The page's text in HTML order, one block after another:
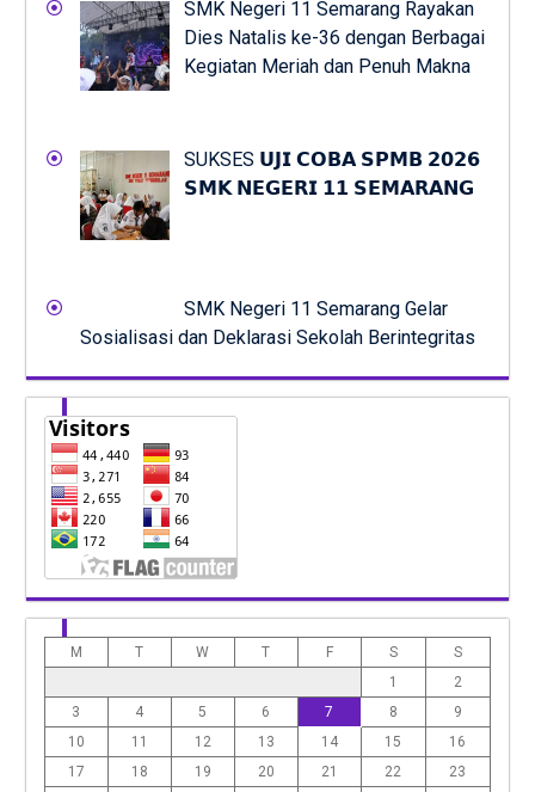
SMK Negeri 11 Semarang Rayakan
Dies Natalis ke-36 dengan Berbagai
Kegiatan Meriah dan Penuh Makna
SUKSES 𝗨𝗝𝗜 𝗖𝗢𝗕𝗔 𝗦𝗣𝗠𝗕 𝟮𝟬𝟮𝟲
𝗦𝗠𝗞 𝗡𝗘𝗚𝗘𝗥𝗜 𝟭𝟭 𝗦𝗘𝗠𝗔𝗥𝗔𝗡𝗚
SMK Negeri 11 Semarang Gelar
Sosialisasi dan Deklarasi Sekolah Berintegritas
M T W T F S
S
1
2
3
4 5 6 7 8
9
10
11 12 13 14 15
16
17
18 19 20 21 22 23